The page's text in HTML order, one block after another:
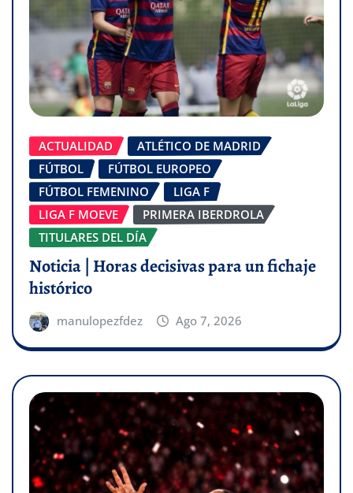
ACTUALIDAD
ATLÉTICO DE MADRID
FÚTBOL
FÚTBOL EUROPEO
FÚTBOL FEMENINO
LIGA F
LIGA F MOEVE
PRIMERA IBERDROLA
TITULARES DEL DÍA
Noticia | Horas decisivas para un fichaje
histórico
manulopezfdez Ago 7, 2026